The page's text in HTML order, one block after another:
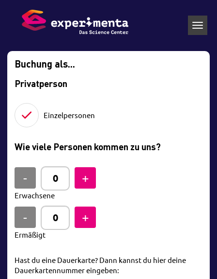
Buchung als...
Privatperson
Einzelpersonen
Wie viele Personen kommen zu uns?
Erwachsene
Ermäßigt
Hast du eine Dauerkarte? Dann kannst du hier deine
Dauerkartennummer eingeben: